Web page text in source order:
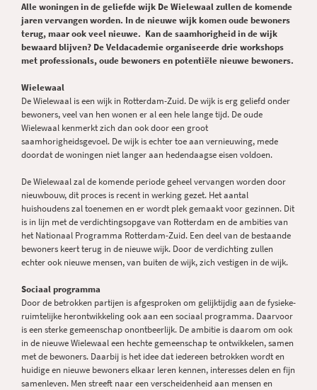
Alle woningen in de geliefde wijk De Wielewaal zullen de komende
jaren vervangen worden. In de nieuwe wijk komen oude bewoners
terug, maar ook veel nieuwe. Kan de saamhorigheid in de wijk
bewaard blijven? De Veldacademie organiseerde drie workshops
met professionals, oude bewoners en potentiële nieuwe bewoners.
Wielewaal
De Wielewaal is een wijk in Rotterdam-Zuid. De wijk is erg geliefd onder
bewoners, veel van hen wonen er al een hele lange tijd. De oude
Wielewaal kenmerkt zich dan ook door een groot
saamhorigheidsgevoel. De wijk is echter toe aan vernieuwing, mede
doordat de woningen niet langer aan hedendaagse eisen voldoen.
De Wielewaal zal de komende periode geheel vervangen worden door
nieuwbouw, dit proces is recent in werking gezet. Het aantal
huishoudens zal toenemen en er wordt plek gemaakt voor gezinnen. Dit
is in lijn met de verdichtingsopgave van Rotterdam en de ambities van
het Nationaal Programma Rotterdam-Zuid. Een deel van de bestaande
bewoners keert terug in de nieuwe wijk. Door de verdichting zullen
echter ook nieuwe mensen, van buiten de wijk, zich vestigen in de wijk.
Sociaal programma
Door de betrokken partijen is afgesproken om gelijktijdig aan de fysieke-
ruimtelijke herontwikkeling ook aan een sociaal programma. Daarvoor
is een sterke gemeenschap onontbeerlijk. De ambitie is daarom om ook
in de nieuwe Wielewaal een hechte gemeenschap te ontwikkelen, samen
met de bewoners. Daarbij is het idee dat iedereen betrokken wordt en
huidige en nieuwe bewoners elkaar leren kennen, interesses delen en fijn
samenleven. Men streeft naar een verscheidenheid aan mensen en